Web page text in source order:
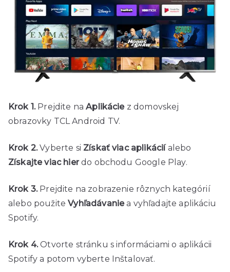
Krok 1.Prejdite naAplikáciez domovskej
obrazovky TCL Android TV.
Krok 2.Vyberte si Získať viac aplikáciíalebo
Získajte viac hierdo obchodu Google Play.
Krok 3.Prejdite na zobrazenie rôznych kategórií
alebo použiteVyhľadávaniea vyhľadajte aplikáciu
Spotify.
Krok 4.Otvorte stránku s informáciami o aplikácii
Spotify a potom vyberte Inštalovať.